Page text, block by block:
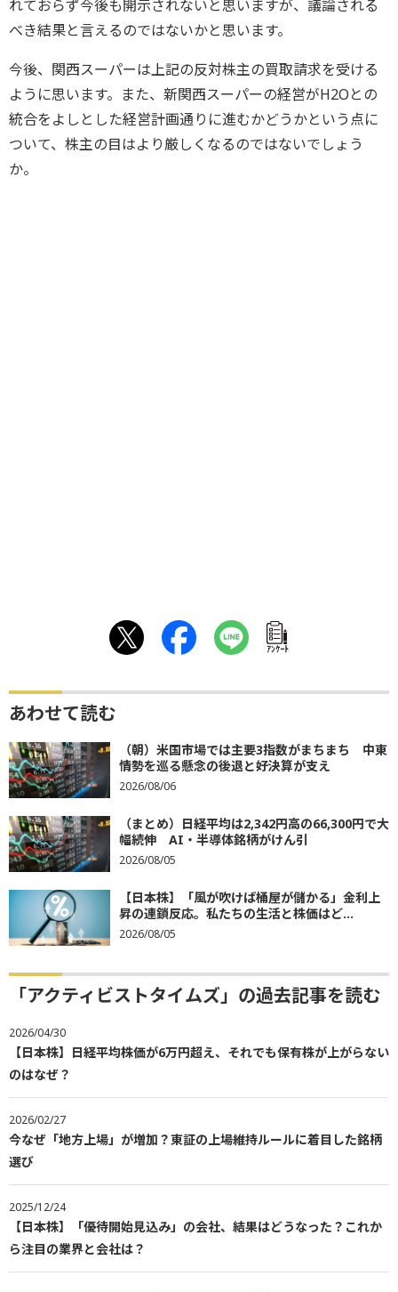
れておらず今後も開示されないと思いますが、議論される
べき結果と言えるのではないかと思います。
今後、関西スーパーは上記の反対株主の買取請求を受ける
ように思います。また、新関西スーパーの経営がH2Oとの
統合をよしとした経営計画通りに進むかどうかという点に
ついて、株主の目はより厳しくなるのではないでしょう
か。
ｱﾝｹｰﾄ
あわせて読む
（朝）米国市場では主要3指数がまちまち 中東
情勢を巡る懸念の後退と好決算が支え
2026/08/06
（まとめ）日経平均は2,342円高の66,300円で大
幅続伸 AI・半導体銘柄がけん引
2026/08/05
【日本株】「風が吹けば桶屋が儲かる」金利上
昇の連鎖反応。私たちの生活と株価はど...
2026/08/05
「アクティビストタイムズ」の過去記事を読む
2026/04/30
【日本株】日経平均株価が6万円超え、それでも保有株が上がらない
のはなぜ？
2026/02/27
今なぜ「地方上場」が増加？東証の上場維持ルールに着目した銘柄
選び
2025/12/24
【日本株】「優待開始見込み」の会社、結果はどうなった？これか
ら注目の業界と会社は？